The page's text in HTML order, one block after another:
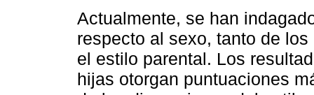
Actualmente, se han
respecto al sexo, tanto de
el estilo parental. Los
hijas otorgan puntuaciones